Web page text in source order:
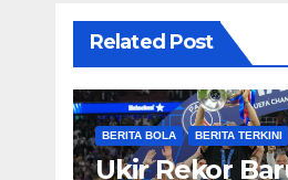
Related Post
BERITA BOLA BERITA TERKINI
Ukir Rekor